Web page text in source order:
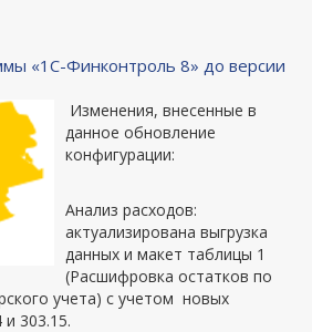
«1С-Финконтроль 8» до версии
Изменения, внесенные в
данное обновление
конфигурации:
Анализ расходов:
актуализирована выгрузка
данных и макет таблицы 1
(Расшифровка остатков по
учета) с учетом новых
и 303.15.